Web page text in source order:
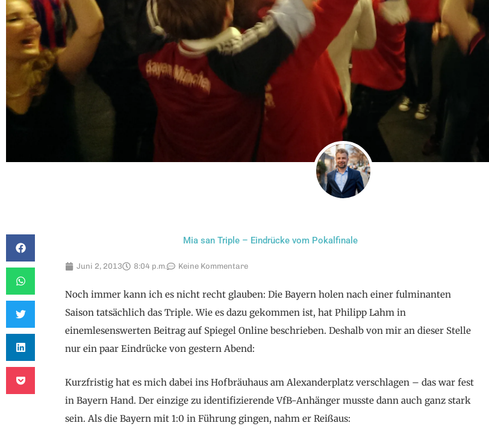
Mia san Triple – Eindrücke vom Pokalfinale
Juni 2, 2013 8:04 p.m. Keine Kommentare
Noch immer kann ich es nicht recht glauben: Die Bayern holen nach einer fulminanten
Saison tatsächlich das Triple. Wie es dazu gekommen ist, hat Philipp Lahm in
einemlesenswerten Beitrag auf Spiegel Online beschrieben. Deshalb von mir an dieser Stelle
nur ein paar Eindrücke von gestern Abend:
Kurzfristig hat es mich dabei ins Hofbräuhaus am Alexanderplatz verschlagen – das war fest
in Bayern Hand. Der einzige zu identifizierende VfB-Anhänger musste dann auch ganz stark
sein. Als die Bayern mit 1:0 in Führung gingen, nahm er Reißaus: